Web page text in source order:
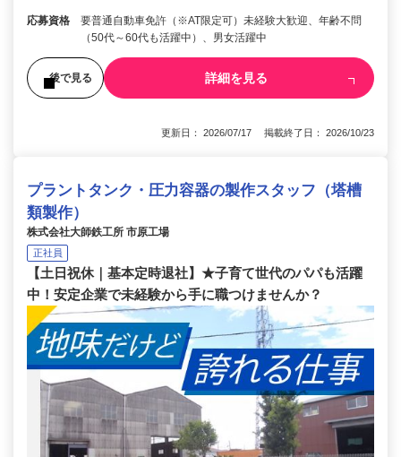
応募資格
要普通自動車免許（※AT限定可）未経験大歓迎、年齢不問
（50代～60代も活躍中）、男女活躍中
後で見る 詳細を見る
更新日： 2026/07/17 掲載終了日： 2026/10/23
プラントタンク・圧力容器の製作スタッフ（塔槽
類製作）
株式会社大師鉄工所 市原工場
正社員
【土日祝休｜基本定時退社】★子育て世代のパパも活躍
中！安定企業で未経験から手に職つけませんか？